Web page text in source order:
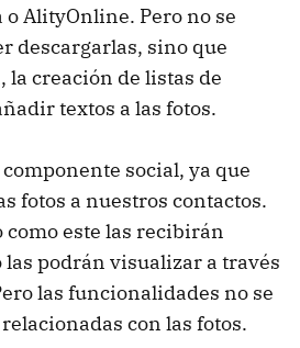
o AlityOnline. Pero no se
descargarlas, sino que
creación de listas de
textos a las fotos.
social, ya que
fotos a nuestros contactos.
este las recibirán
podrán visualizar a través
las funcionalidades no se
con las fotos.